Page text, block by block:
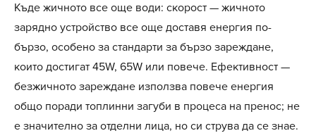
Къде жичното все още води: скорост — жичното
зарядно устройство все още доставя енергия по-
бързо, особено за стандарти за бързо зареждане,
които достигат 45W, 65W или повече. Ефективност —
безжичното зареждане използва повече енергия
общо поради топлинни загуби в процеса на пренос; не
е значително за отделни лица, но си струва да се знае.